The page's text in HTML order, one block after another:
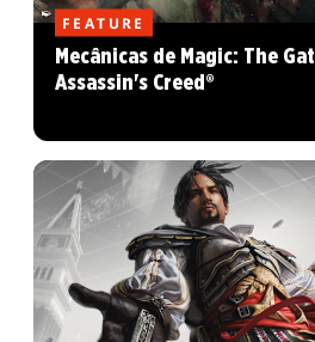
FEATURE
Mecânicas de Magic: The
Assassin's Creed®